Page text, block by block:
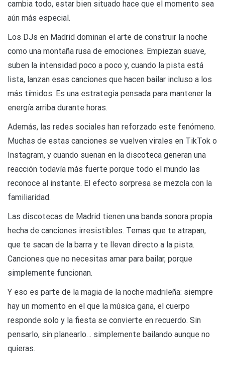
cambia todo, estar bien situado hace que el momento sea
aún más especial.
Los DJs en Madrid dominan el arte de construir la noche
como una montaña rusa de emociones. Empiezan suave,
suben la intensidad poco a poco y, cuando la pista está
lista, lanzan esas canciones que hacen bailar incluso a los
más tímidos. Es una estrategia pensada para mantener la
energía arriba durante horas.
Además, las redes sociales han reforzado este fenómeno.
Muchas de estas canciones se vuelven virales en TikTok o
Instagram, y cuando suenan en la discoteca generan una
reacción todavía más fuerte porque todo el mundo las
reconoce al instante. El efecto sorpresa se mezcla con la
familiaridad.
Las discotecas de Madrid tienen una banda sonora propia
hecha de canciones irresistibles. Temas que te atrapan,
que te sacan de la barra y te llevan directo a la pista.
Canciones que no necesitas amar para bailar, porque
simplemente funcionan.
Y eso es parte de la magia de la noche madrileña: siempre
hay un momento en el que la música gana, el cuerpo
responde solo y la fiesta se convierte en recuerdo. Sin
pensarlo, sin planearlo… simplemente bailando aunque no
quieras.